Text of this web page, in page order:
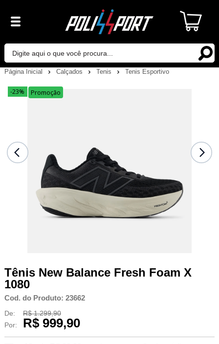
Página Inicial Calçados Tenis Tenis Esportivo
-23% Promoção
Tênis New Balance Fresh Foam X
1080
Cod. do Produto: 23662
De:
R$ 1.299,90
Por:
R$ 999,90